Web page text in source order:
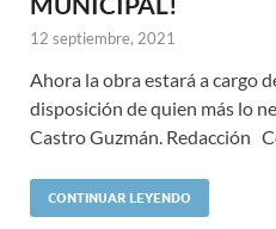
12 septiembre, 2021
Ahora la obra estará a cargo
disposición de quien más lo
Castro Guzmán. Redacción
CONTINUAR LEYENDO